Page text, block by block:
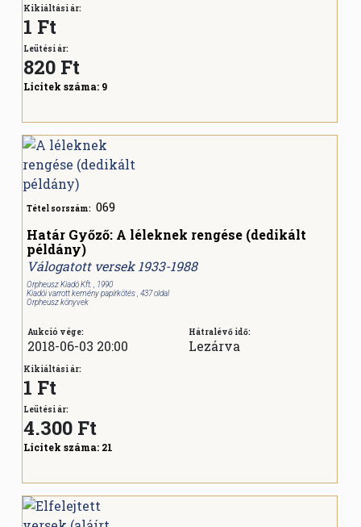
Kikiáltási ár:
1 Ft
Leütési ár:
820 Ft
Licitek száma: 9
Tétel sorszám: 069
Határ Győző: A léleknek rengése (dedikált
példány)
Válogatott versek 1933-1988
Orpheusz Kiadó Kft. , 1990
Kiadói varrott kemény papírkötés , 437 oldal
Orpheusz könyvek
Aukció vége:
2018-06-03 20:00
Hátralévő idő:
Lezárva
Kikiáltási ár:
1 Ft
Leütési ár:
4.300 Ft
Licitek száma: 21